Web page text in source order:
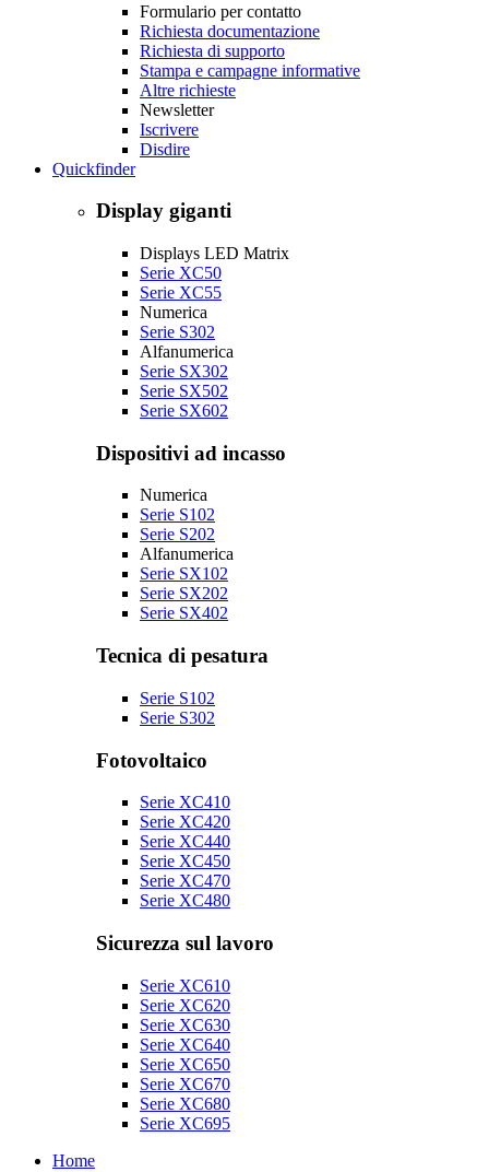
Formulario per contatto
Richiesta documentazione
Richiesta di supporto
Stampa e campagne informative
Altre richieste
Newsletter
Iscrivere
Disdire
Quickfinder
Display giganti
Displays LED Matrix
Serie XC50
Serie XC55
Numerica
Serie S302
Alfanumerica
Serie SX302
Serie SX502
Serie SX602
Dispositivi ad incasso
Numerica
Serie S102
Serie S202
Alfanumerica
Serie SX102
Serie SX202
Serie SX402
Tecnica di pesatura
Serie S102
Serie S302
Fotovoltaico
Serie XC410
Serie XC420
Serie XC440
Serie XC450
Serie XC470
Serie XC480
Sicurezza sul lavoro
Serie XC610
Serie XC620
Serie XC630
Serie XC640
Serie XC650
Serie XC670
Serie XC680
Serie XC695
Home